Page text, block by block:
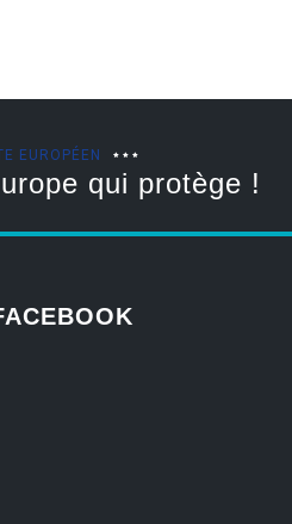
EUROPÉEN
qui protège !